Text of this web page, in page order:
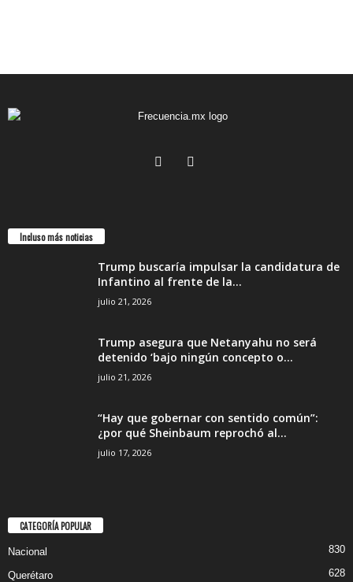
Incluso más noticias
Trump buscaría impulsar la candidatura de
Infantino al frente de la...
julio 21, 2026
Trump asegura que Netanyahu no será
detenido ‘bajo ningún concepto o...
julio 21, 2026
“Hay que gobernar con sentido común”:
¿por qué Sheinbaum reprochó al...
julio 17, 2026
CATEGORÍA POPULAR
Nacional 830
Querétaro 628